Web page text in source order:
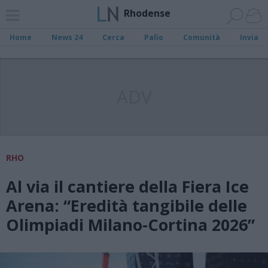
Rhodense
Home News 24 Cerca Palio Comunità Invia
RHO
Al via il cantiere della Fiera Ice
Arena: “Eredità tangibile delle
Olimpiadi Milano-Cortina 2026”